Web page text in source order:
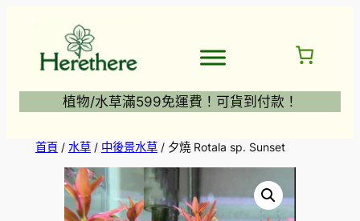
植物/水草滿599免運費！可貨到付款！
首頁/ 水草/ 中後景水草/ 夕燒 Rotala sp. Sunset